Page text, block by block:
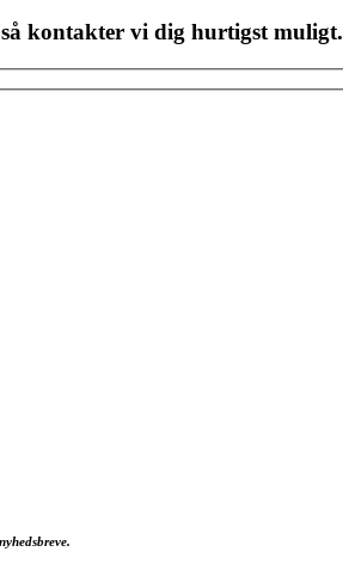
kontakter vi dig hurtigst muligt.